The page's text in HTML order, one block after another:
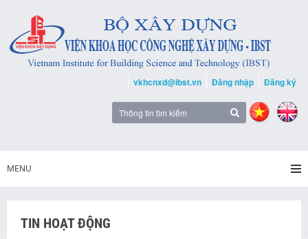
vkhcnxd@ibst.vn Đăng nhập Đăng ký
MENU
TIN HOẠT ĐỘNG